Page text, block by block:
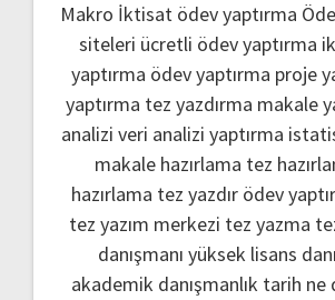
Makro İktisat ödev yaptırma
siteleri ücretli ödev yaptırma
yaptırma ödev yaptırma proje
yaptırma tez yazdırma makale
analizi veri analizi yaptırma
makale hazırlama tez
hazırlama tez yazdır ödev yaptır
tez yazım merkezi tez yazma
danışmanı yüksek lisans
akademik danışmanlık tarih ne